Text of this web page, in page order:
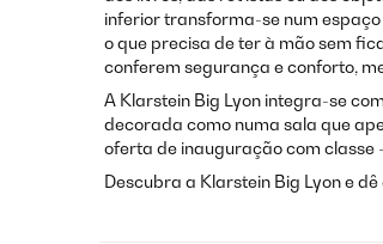
inferior transforma-se num
o que precisa de ter à mão sem
conferem segurança e conforto,
A Klarstein Big Lyon integra-se
decorada como numa sala que
oferta de inauguração com
Descubra a Klarstein Big Lyon e